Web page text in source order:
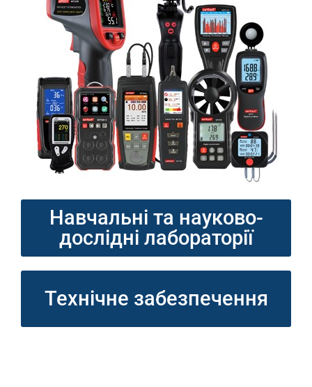
Навчальні та науково-
дослідні лабораторії
Технічне забезпечення